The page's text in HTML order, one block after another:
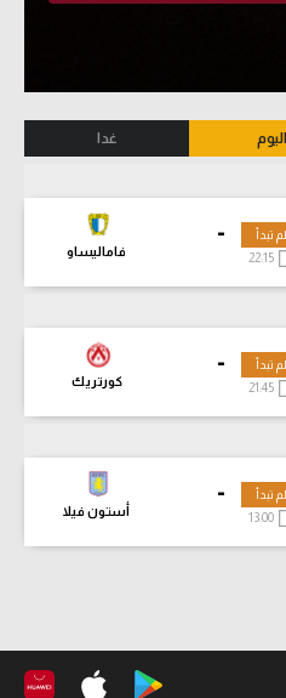
اليوم غدا
-
فاماليساو
لم تبدأ
22:15
-
كورتريك
لم تبدأ
21:45
-
أستون فيلا
لم تبدأ
13:00